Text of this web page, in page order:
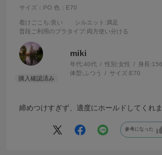
サイズ：PO 色：E70
着けごこち:良い シルエット :満足
普段ご利用のブラタイプ :両方使い分ける
miki
年代:40代 性別:女性 身長:
体型: ふつう サイズ:E70
締めつけすぎず、適度にホールドしてくれま
参考になった